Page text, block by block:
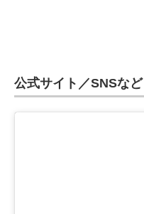
エネルギーの専門メディア
建設×テクノロジーの最前線
公式サイト／SNSなど